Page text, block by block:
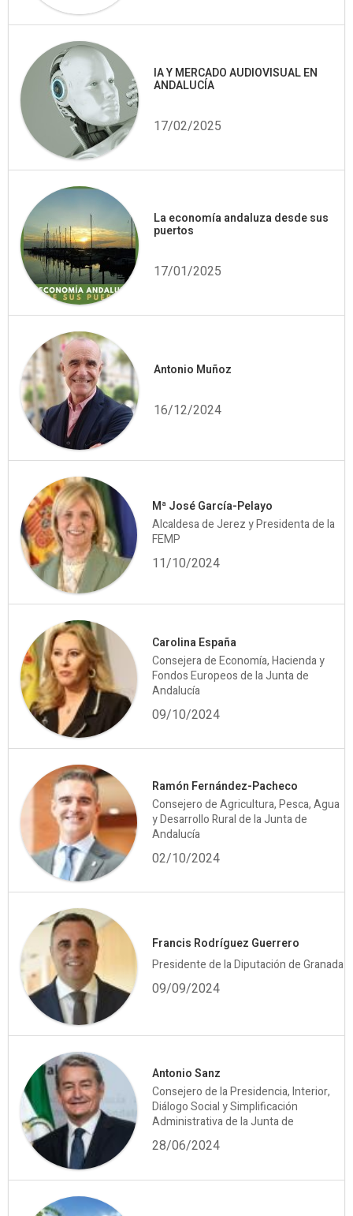
IA Y MERCADO AUDIOVISUAL EN
ANDALUCÍA
17/02/2025
La economía andaluza desde sus
puertos
17/01/2025
Antonio Muñoz
16/12/2024
Mª José García-Pelayo
Alcaldesa de Jerez y Presidenta de la
FEMP
11/10/2024
Carolina España
Consejera de Economía, Hacienda y
Fondos Europeos de la Junta de
Andalucía
09/10/2024
Ramón Fernández-Pacheco
Consejero de Agricultura, Pesca, Agua
y Desarrollo Rural de la Junta de
Andalucía
02/10/2024
Francis Rodríguez Guerrero
Presidente de la Diputación de Granada
09/09/2024
Antonio Sanz
Consejero de la Presidencia, Interior,
Diálogo Social y Simplificación
Administrativa de la Junta de
28/06/2024